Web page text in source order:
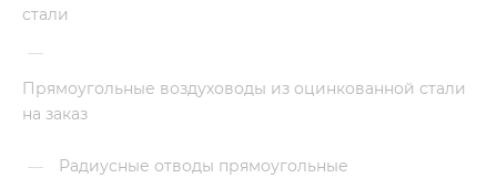
стали
—
Прямоугольные воздуховоды из оцинкованной стали
на заказ
— Радиусные отводы прямоугольные